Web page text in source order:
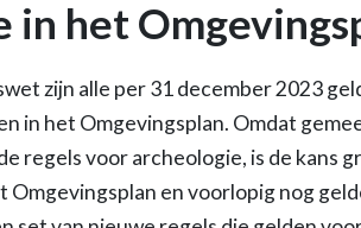
in het
zijn alle per 31 december 2023
in het Omgevingsplan. Omdat
regels voor archeologie, is de kans
Omgevingsplan en voorlopig nog